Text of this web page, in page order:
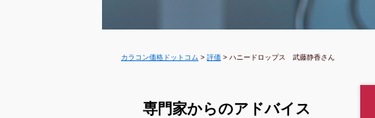
カラコン価格ドットコム > 評価 > ハニードロップス 武藤静香さん
専門家からのアドバイス